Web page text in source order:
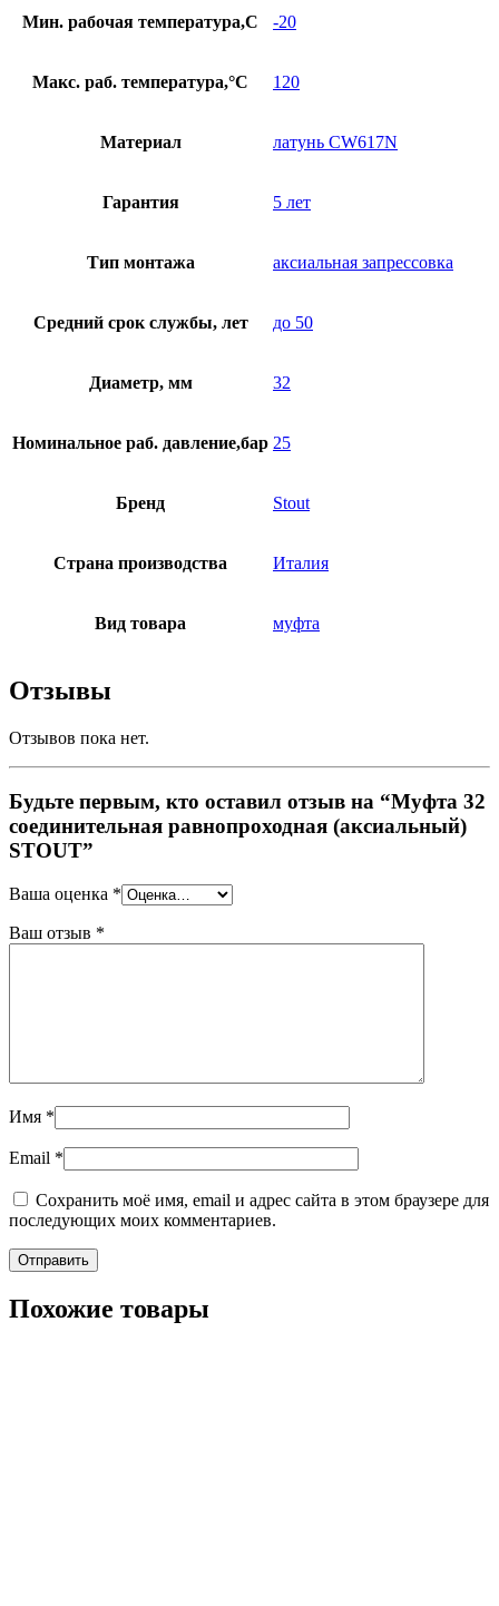
Мин. рабочая температура,С -20
Макс. раб. температура,°С 120
Материал латунь CW617N
Гарантия 5 лет
Тип монтажа аксиальная запрессовка
Средний срок службы, лет до 50
Диаметр, мм 32
Номинальное раб. давление,бар 25
Бренд Stout
Страна производства Италия
Вид товара муфта
Отзывы
Отзывов пока нет.
Будьте первым, кто оставил отзыв на “Муфта 32
соединительная равнопроходная (аксиальный)
STOUT”
Ваша оценка *
Ваш отзыв *
Имя *
Email *
Сохранить моё имя, email и адрес сайта в этом браузере для
последующих моих комментариев.
Похожие товары